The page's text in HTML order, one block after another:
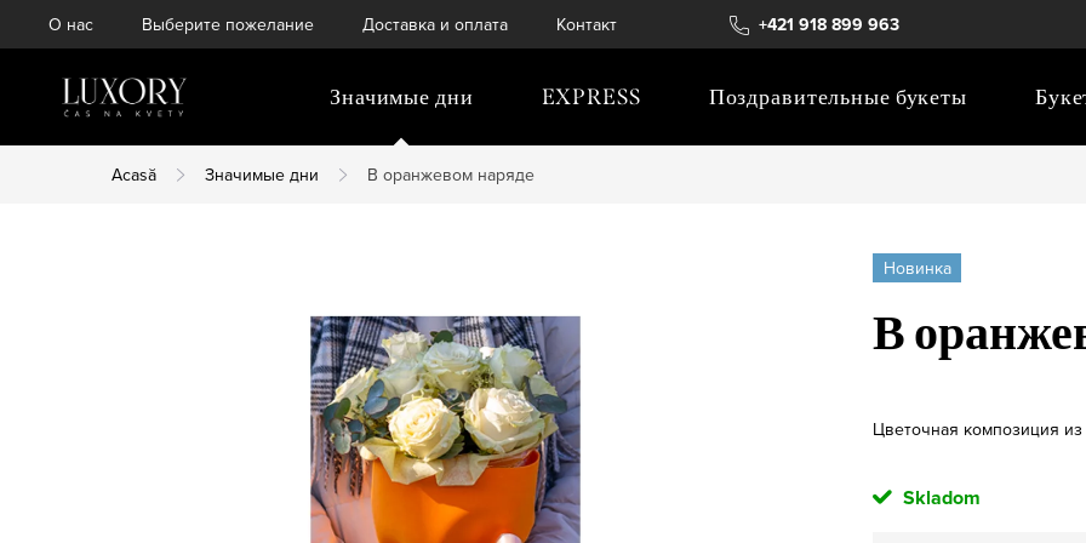
la
conținut
+421 918 899 963
О нас Выберите пожелание Доставка и оплата Контакт
Значимые дни EXPRESS Поздравительные букеты
Acasă Значимые дни В оранжевом наряде
Новинка
В
Цветочная композиция
Skladom